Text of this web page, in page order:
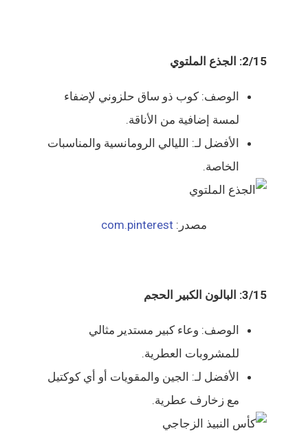
2/15: الجذع الملتوي
الوصف: كوب ذو ساق حلزوني لإضفاء
لمسة إضافية من الأناقة.
الأفضل لـ: الليالي الرومانسية والمناسبات
الخاصة.
مصدر: com.pinterest
3/15: البالون الكبير الحجم
الوصف: وعاء كبير مستدير مثالي
للمشروبات العطرية.
الأفضل لـ: الجين والمقويات أو أي كوكتيل
مع زخارف عطرية.